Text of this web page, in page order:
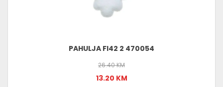
PAHULJA FI42 2 470054
26.40 KM
13.20 KM